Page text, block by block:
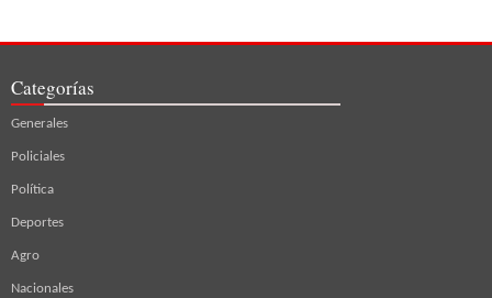
Categorías
Generales
Policiales
Política
Deportes
Agro
Nacionales